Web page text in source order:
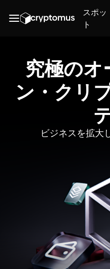
スポッ
ト
究極のオ
ン・クリ
ビジネスを拡大